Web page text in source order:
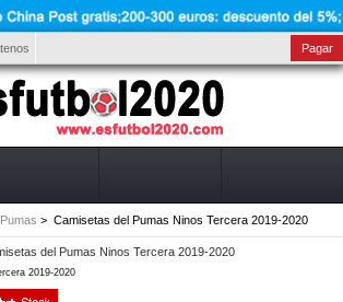
Pagar
Pumas > Camisetas del Pumas Ninos Tercera 2019-2020
2019-2020